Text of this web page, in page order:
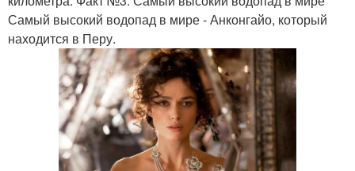
Самый высокий водопад в мире - Анконгайо, который
находится в Перу.